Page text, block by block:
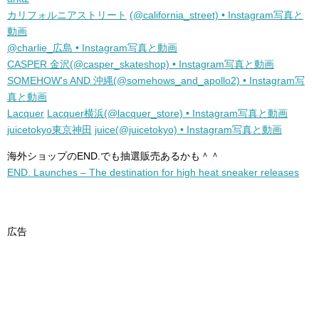
カリフォルニアストリート (@california_street) • Instagram写真と
動画
@charlie_広島 • Instagram写真と動画
CASPER 金沢(@casper_skateshop) • Instagram写真と動画
SOMEHOW's AND 沖縄(@somehows_and_apollo2) • Instagram写
真と動画
Lacquer Lacquer横浜(@lacquer_store) • Instagram写真と動画
juicetokyo東京神田 juice(@juicetokyo) • Instagram写真と動画
海外ショップのEND.でも抽選販売あるかも＾＾
END. Launches – The destination for high heat sneaker releases
広告